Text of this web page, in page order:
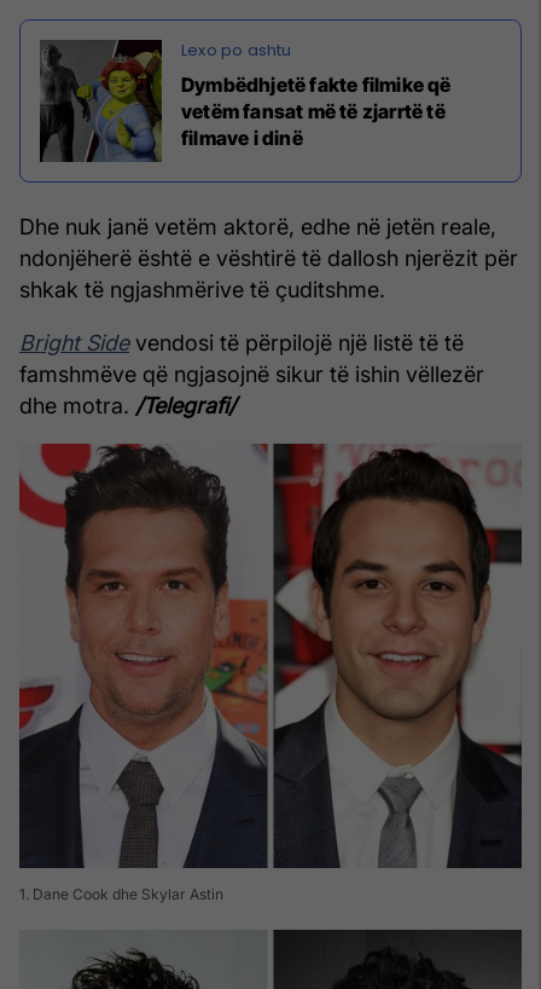
Dymbëdhjetë fakte filmike që
vetëm fansat më të zjarrtë të
filmave i dinë
Dhe nuk janë vetëm aktorë, edhe në jetën reale,
ndonjëherë është e vështirë të dallosh njerëzit për
shkak të ngjashmërive të çuditshme.
Bright Sidevendosi të përpilojë një listë të të
famshmëve që ngjasojnë sikur të ishin vëllezër
dhe motra. /Telegrafi/
1. Dane Cook dhe Skylar Astin